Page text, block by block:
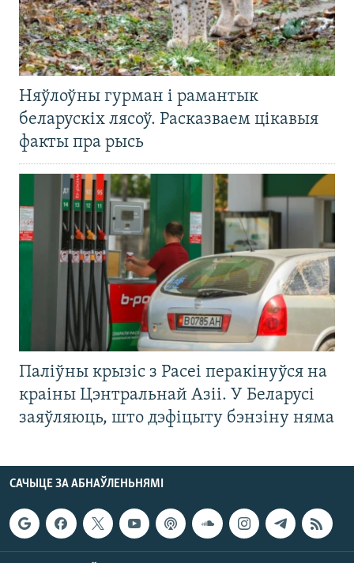
Няўлоўны гурман і рамантык
беларускіх лясоў. Расказваем цікавыя
факты пра рысь
Паліўны крызіс з Расеі перакінуўся на
краіны Цэнтральнай Азіі. У Беларусі
заяўляюць, што дэфіцыту бэнзіну няма
САЧЫЦЕ ЗА АБНАЎЛЕНЬНЯМІ